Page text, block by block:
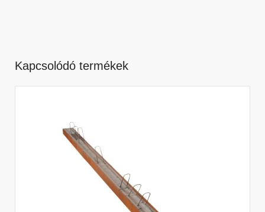
Kapcsolódó termékek